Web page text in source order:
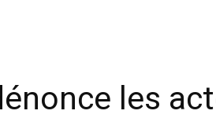
les